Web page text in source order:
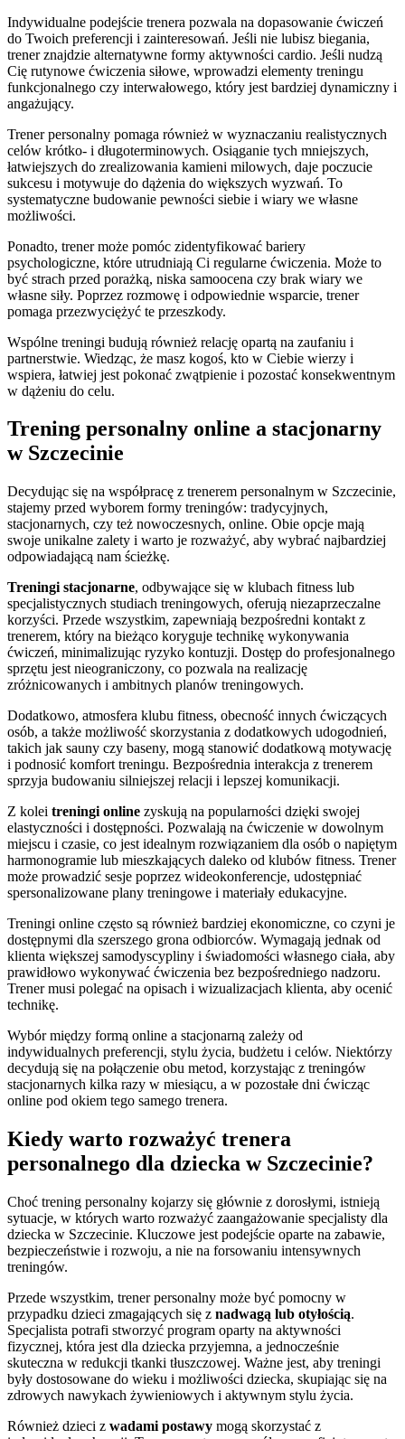
Indywidualne podejście trenera pozwala na dopasowanie ćwiczeń
do Twoich preferencji i zainteresowań. Jeśli nie lubisz biegania,
trener znajdzie alternatywne formy aktywności cardio. Jeśli nudzą
Cię rutynowe ćwiczenia siłowe, wprowadzi elementy treningu
funkcjonalnego czy interwałowego, który jest bardziej dynamiczny i
angażujący.
Trener personalny pomaga również w wyznaczaniu realistycznych
celów krótko- i długoterminowych. Osiąganie tych mniejszych,
łatwiejszych do zrealizowania kamieni milowych, daje poczucie
sukcesu i motywuje do dążenia do większych wyzwań. To
systematyczne budowanie pewności siebie i wiary we własne
możliwości.
Ponadto, trener może pomóc zidentyfikować bariery
psychologiczne, które utrudniają Ci regularne ćwiczenia. Może to
być strach przed porażką, niska samoocena czy brak wiary we
własne siły. Poprzez rozmowę i odpowiednie wsparcie, trener
pomaga przezwyciężyć te przeszkody.
Wspólne treningi budują również relację opartą na zaufaniu i
partnerstwie. Wiedząc, że masz kogoś, kto w Ciebie wierzy i
wspiera, łatwiej jest pokonać zwątpienie i pozostać konsekwentnym
w dążeniu do celu.
Trening personalny online a stacjonarny
w Szczecinie
Decydując się na współpracę z trenerem personalnym w Szczecinie,
stajemy przed wyborem formy treningów: tradycyjnych,
stacjonarnych, czy też nowoczesnych, online. Obie opcje mają
swoje unikalne zalety i warto je rozważyć, aby wybrać najbardziej
odpowiadającą nam ścieżkę.
Treningi stacjonarne, odbywające się w klubach fitness lub
specjalistycznych studiach treningowych, oferują niezaprzeczalne
korzyści. Przede wszystkim, zapewniają bezpośredni kontakt z
trenerem, który na bieżąco koryguje technikę wykonywania
ćwiczeń, minimalizując ryzyko kontuzji. Dostęp do profesjonalnego
sprzętu jest nieograniczony, co pozwala na realizację
zróżnicowanych i ambitnych planów treningowych.
Dodatkowo, atmosfera klubu fitness, obecność innych ćwiczących
osób, a także możliwość skorzystania z dodatkowych udogodnień,
takich jak sauny czy baseny, mogą stanowić dodatkową motywację
i podnosić komfort treningu. Bezpośrednia interakcja z trenerem
sprzyja budowaniu silniejszej relacji i lepszej komunikacji.
Z kolei treningi online zyskują na popularności dzięki swojej
elastyczności i dostępności. Pozwalają na ćwiczenie w dowolnym
miejscu i czasie, co jest idealnym rozwiązaniem dla osób o napiętym
harmonogramie lub mieszkających daleko od klubów fitness. Trener
może prowadzić sesje poprzez wideokonferencje, udostępniać
spersonalizowane plany treningowe i materiały edukacyjne.
Treningi online często są również bardziej ekonomiczne, co czyni je
dostępnymi dla szerszego grona odbiorców. Wymagają jednak od
klienta większej samodyscypliny i świadomości własnego ciała, aby
prawidłowo wykonywać ćwiczenia bez bezpośredniego nadzoru.
Trener musi polegać na opisach i wizualizacjach klienta, aby ocenić
technikę.
Wybór między formą online a stacjonarną zależy od
indywidualnych preferencji, stylu życia, budżetu i celów. Niektórzy
decydują się na połączenie obu metod, korzystając z treningów
stacjonarnych kilka razy w miesiącu, a w pozostałe dni ćwicząc
online pod okiem tego samego trenera.
Kiedy warto rozważyć trenera
personalnego dla dziecka w Szczecinie?
Choć trening personalny kojarzy się głównie z dorosłymi, istnieją
sytuacje, w których warto rozważyć zaangażowanie specjalisty dla
dziecka w Szczecinie. Kluczowe jest podejście oparte na zabawie,
bezpieczeństwie i rozwoju, a nie na forsowaniu intensywnych
treningów.
Przede wszystkim, trener personalny może być pomocny w
przypadku dzieci zmagających się z nadwagą lub otyłością.
Specjalista potrafi stworzyć program oparty na aktywności
fizycznej, która jest dla dziecka przyjemna, a jednocześnie
skuteczna w redukcji tkanki tłuszczowej. Ważne jest, aby treningi
były dostosowane do wieku i możliwości dziecka, skupiając się na
zdrowych nawykach żywieniowych i aktywnym stylu życia.
Również dzieci z wadami postawy mogą skorzystać z